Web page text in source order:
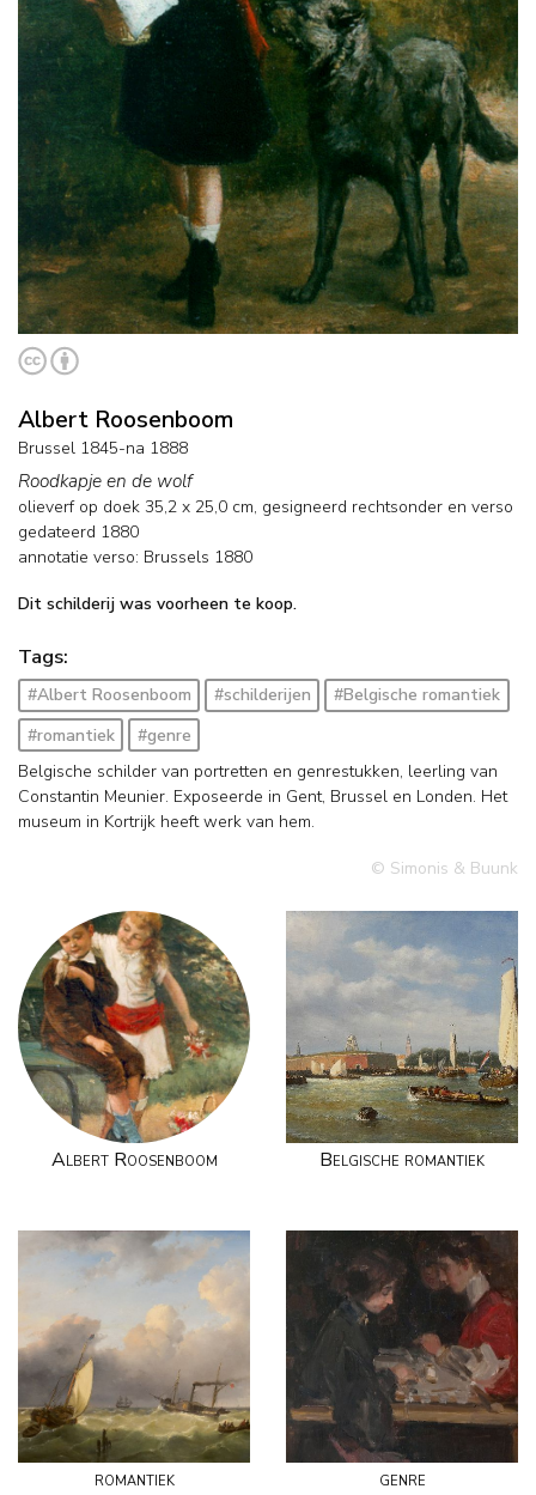
Albert Roosenboom
Brussel 1845-na 1888
Roodkapje en de wolf
olieverf op doek 35,2 x 25,0 cm, gesigneerd rechtsonder en verso
gedateerd 1880
annotatie verso: Brussels 1880
Dit schilderij was voorheen te koop.
Tags:
#Albert Roosenboom #schilderijen
#Belgische romantiek
#romantiek
#genre
Belgische schilder van portretten en genrestukken, leerling van
Constantin Meunier. Exposeerde in Gent, Brussel en Londen. Het
museum in Kortrijk heeft werk van hem.
© Simonis & Buunk
Albert Roosenboom Belgische romantiek
romantiek genre